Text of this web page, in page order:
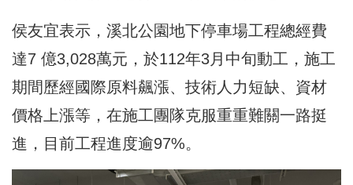
侯友宜表示，溪北公園地下停車場工程總經費
達7 億3,028萬元，於112年3月中旬動工，施工
期間歷經國際原料飆漲、技術人力短缺、資材
價格上漲等，在施工團隊克服重重難關一路挺
進，目前工程進度逾97%。